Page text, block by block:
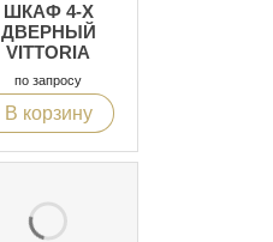
ШКАФ 4-Х
ДВЕРНЫЙ
VITTORIA
по запросу
В корзину